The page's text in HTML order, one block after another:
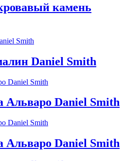
камень
Daniel Smith
Альваро Daniel Smith
Альваро Daniel Smith